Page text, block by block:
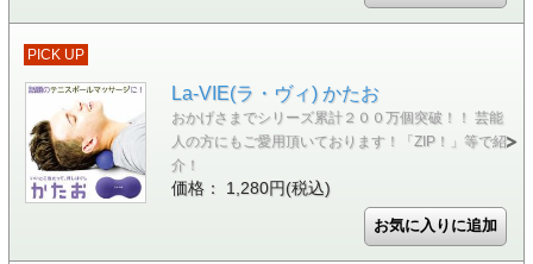
PICK UP
La-VIE(ラ・ヴィ) かたお
おかげさまでシリーズ累計２００万個突破！！ 芸能
人の方にもご愛用頂いております！「ZIP！」等で紹
介！
価格： 1,280円(税込)